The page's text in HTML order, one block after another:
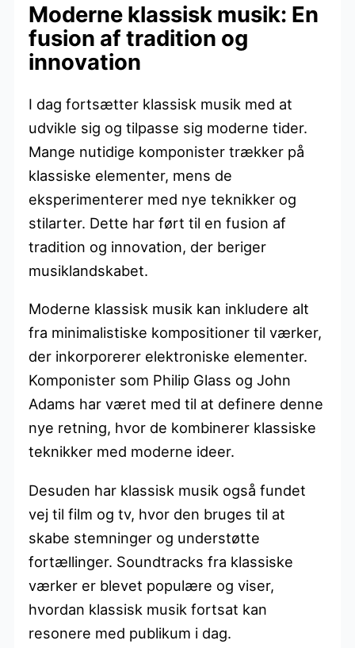
Moderne klassisk musik: En
fusion af tradition og
innovation
I dag fortsætter klassisk musik med at
udvikle sig og tilpasse sig moderne tider.
Mange nutidige komponister trækker på
klassiske elementer, mens de
eksperimenterer med nye teknikker og
stilarter. Dette har ført til en fusion af
tradition og innovation, der beriger
musiklandskabet.
Moderne klassisk musik kan inkludere alt
fra minimalistiske kompositioner til værker,
der inkorporerer elektroniske elementer.
Komponister som Philip Glass og John
Adams har været med til at definere denne
nye retning, hvor de kombinerer klassiske
teknikker med moderne ideer.
Desuden har klassisk musik også fundet
vej til film og tv, hvor den bruges til at
skabe stemninger og understøtte
fortællinger. Soundtracks fra klassiske
værker er blevet populære og viser,
hvordan klassisk musik fortsat kan
resonere med publikum i dag.